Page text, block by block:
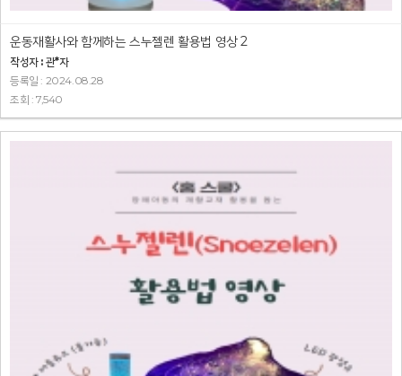
운동재활사와 함께하는 스누젤렌 활용법 영상 2
작성자 : 관*자
등록일 : 2024.08.28
조회 : 7,540